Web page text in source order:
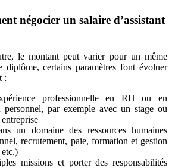
négocier un salaire d’assistant
le montant peut varier pour un même
diplôme, certains paramètres font évoluer
:
professionnelle en RH ou en
personnel, par exemple avec un stage ou
un domaine des ressources humaines
recrutement, paie, formation et gestion
etc.)
missions et porter des responsabilités